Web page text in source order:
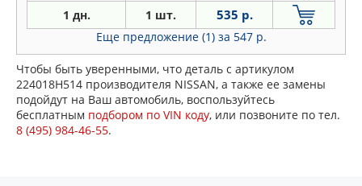
1 дн. 1 шт. 535 р.
Еще предложение (1) за 547 р.
Чтобы быть уверенными, что деталь с артикулом
224018H514 производителя NISSAN, а также ее замены
подойдут на Ваш автомобиль, воспользуйтесь
бесплатным подбором по VIN коду, или позвоните по тел.
8 (495) 984-46-55.